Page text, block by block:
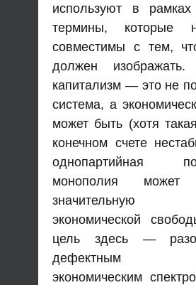
используют в рамках
термины, которые
совместимы с тем,
должен изображать.
капитализм — это не
система, а
может быть (хотя
конечном счете
однопартийная
монополия может
значительную
экономической
цель здесь —
дефектным
экономическим